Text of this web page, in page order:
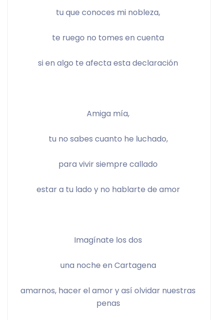
tu que conoces mi nobleza,
te ruego no tomes en cuenta
si en algo te afecta esta declaración
Amiga mía,
tu no sabes cuanto he luchado,
para vivir siempre callado
estar a tu lado y no hablarte de amor
Imagínate los dos
una noche en Cartagena
amarnos, hacer el amor y así olvidar nuestras
penas